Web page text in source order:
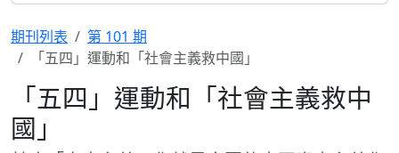
期刊列表
第 101 期
「五四」運動和「社會主義救中國」
「五四」運動和「社會主義救中
國」